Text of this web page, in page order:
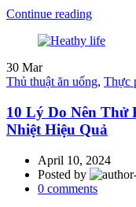
Continue reading
30 Mar
Thủ thuật ăn uống, Thực
10 Lý Do Nên Thử
Nhiệt Hiệu Quả
April 10, 2024
Posted by
0 comments